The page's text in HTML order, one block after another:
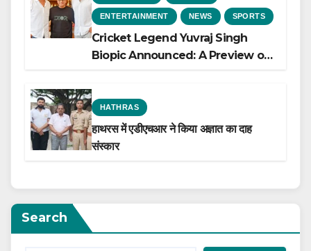
ENTERTAINMENT NEWS SPORTS
Cricket Legend Yuvraj Singh
Biopic Announced: A Preview of
HATHRAS
हाथरस में एडीएचआर ने किया अज्ञात का दाह
संस्कार
Search